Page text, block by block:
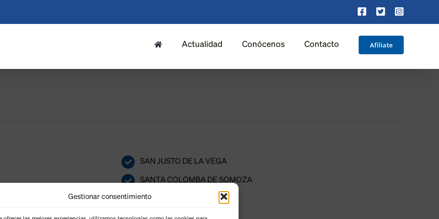
Gestionar consentimiento
Facebook
X
Actualidad Conócenos Contacto Afíliate
SAN JUSTO DE LA VEGA
SANTA COLOMBA DE SOMOZA
SANTA MARINA DEL REY